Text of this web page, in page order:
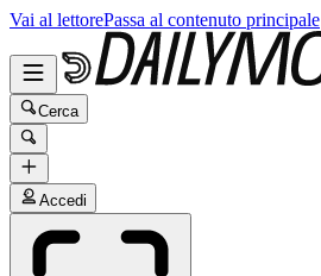
Vai al lettorePassa al contenuto principale
Cerca
Accedi